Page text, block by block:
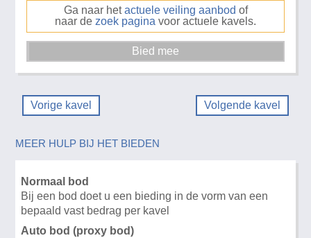
Ga naar hetactuele veiling aanbod of
naar de zoek pagina voor actuele kavels.
Vorige kavel Volgende kavel
MEER HULP BIJ HET BIEDEN
Normaal bod
Bij een bod doet u een bieding in de vorm van een
bepaald vast bedrag per kavel
Auto bod (proxy bod)